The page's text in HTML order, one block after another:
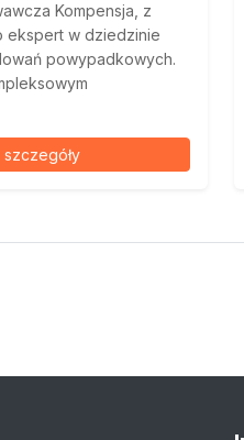
Kompensja, z
ekspert w dziedzinie
powypadkowych.